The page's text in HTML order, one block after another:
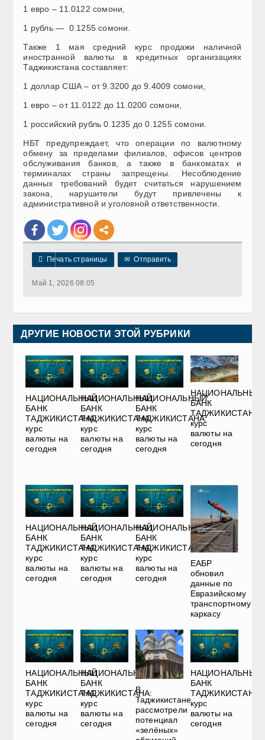
1 евро – 11.0122 сомони,
1 рубль — 0.1255 сомони.
Также 1 мая средний курс продажи наличной
иностранной валюты в кредитных организациях
Таджикистана составляет:
1 доллар США – от 9.3200 до 9.4009 сомони,
1 евро – от 11.0122 до 11.0200 сомони,
1 российский рубль 0.1235 до 0.1255 сомони.
НБТ предупреждает, что операции по валютному
обмену за пределами филиалов, офисов центров
обслуживания банков, а также в банкоматах и
терминалах страны запрещены. Несоблюдение
данных требований будет считаться нарушением
закона, нарушители будут привлечены к
административной и уголовной ответственности.
 Печать страницы ✉ Отправить
Май 1, 2026 08:05
ДРУГИЕ НОВОСТИ ЭТОЙ РУБРИКИ
НАЦИОНАЛЬНЫЙ
БАНК
ТАДЖИКИСТАНА:
курс
валюты на
сегодня
НАЦИОНАЛЬНЫЙ
БАНК
ТАДЖИКИСТАНА:
курс
валюты на
сегодня
НАЦИОНАЛЬНЫЙ
БАНК
ТАДЖИКИСТАНА:
курс
валюты на
сегодня
НАЦИОНАЛЬНЫЙ
БАНК
ТАДЖИКИСТАНА:
курс
валюты на
сегодня
НАЦИОНАЛЬНЫЙ
БАНК
ТАДЖИКИСТАНА:
курс
валюты на
сегодня
НАЦИОНАЛЬНЫЙ
БАНК
ТАДЖИКИСТАНА:
курс
валюты на
сегодня
НАЦИОНАЛЬНЫЙ
БАНК
ТАДЖИКИСТАНА:
курс
валюты на
сегодня
ЕАБР
обновил
данные по
Евразийскому
транспортному
каркасу
НАЦИОНАЛЬНЫЙ
БАНК
ТАДЖИКИСТАНА:
курс
валюты на
сегодня
НАЦИОНАЛЬНЫЙ
БАНК
ТАДЖИКИСТАНА:
курс
валюты на
сегодня
В
Таджикистане
рассмотрели
потенциал
«зелёных»
НАЦИОНАЛЬНЫЙ
БАНК
ТАДЖИКИСТАНА:
курс
валюты на
сегодня